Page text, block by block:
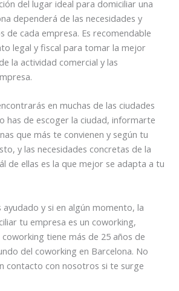
del lugar ideal para domiciliar una
dependerá de las necesidades y
de cada empresa. Es recomendable
legal y fiscal para tomar la mejor
la actividad comercial y las
en muchas de las ciudades
has de escoger la ciudad, informarte
que más te convienen y según tu
y las necesidades concretas de la
de ellas es la que mejor se adapta a tu
y si en algún momento, la
tu empresa es un coworking,
tiene más de 25 años de
del coworking en Barcelona. No
contacto con nosotros si te surge